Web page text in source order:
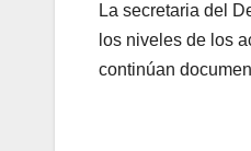
La secretaria del
los niveles de los
continúan